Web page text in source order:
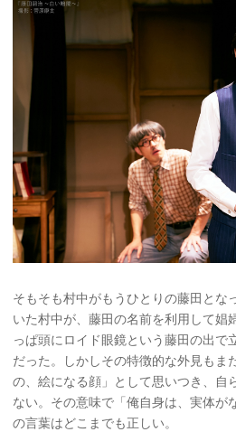
そもそも村中がもうひとりの藤田とな
いた村中が、藤田の名前を利用して娼
っぱ頭にロイド眼鏡という藤田の出で
だった。しかしその特徴的な外見もま
の、絵になる顔」として思いつき、自
ない。その意味で「俺自身は、実体が
の言葉はどこまでも正しい。